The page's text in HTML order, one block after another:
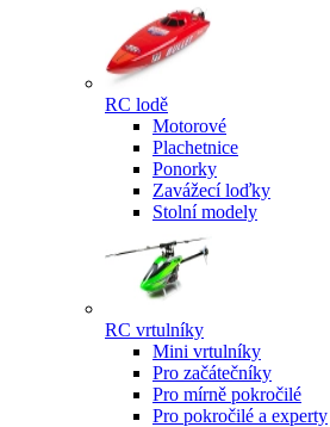
RC lodě
Motorové
Plachetnice
Ponorky
Zavážecí loďky
Stolní modely
RC vrtulníky
Mini vrtulníky
Pro začátečníky
Pro mírně pokročilé
Pro pokročilé a experty